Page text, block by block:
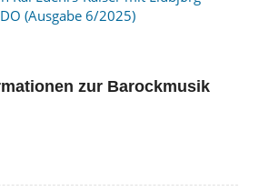
(Ausgabe 6/2025)
zur Barockmusik